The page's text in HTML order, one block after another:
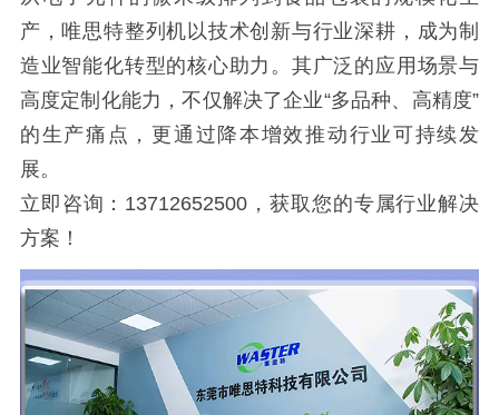
产，唯思特整列机以技术创新与行业深耕，成为制
造业智能化转型的核心助力。其广泛的应用场景与
高度定制化能力，不仅解决了企业“多品种、高精度”
的生产痛点，更通过降本增效推动行业可持续发
展。
立即咨询：13712652500，获取您的专属行业解决
方案！